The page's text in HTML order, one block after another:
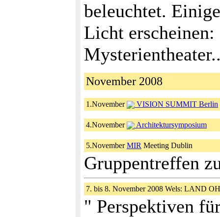
beleuchtet.
Licht
November 2008
1.November VISION SUMMIT Berlin
4.November Architektursymposium
5.NovemberMIR Meeting Dublin
Gruppentreffen
7. bis 8. November 2008 Wels: LAND
" Perspektiven